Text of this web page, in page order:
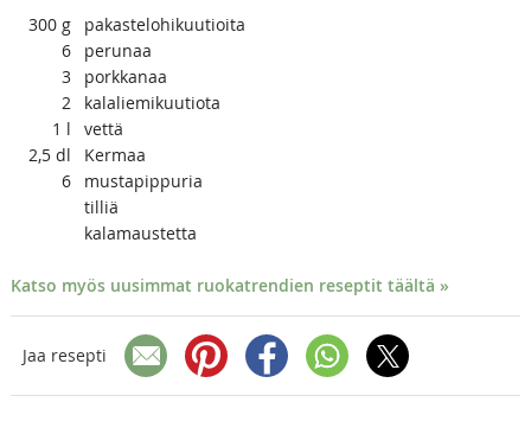
300 g
pakastelohikuutioita
6
perunaa
3
porkkanaa
2
kalaliemikuutiota
1 l
vettä
2,5 dl
Kermaa
6
mustapippuria
tilliä
kalamaustetta
Katso myös uusimmat ruokatrendien reseptit täältä »
Jaa resepti